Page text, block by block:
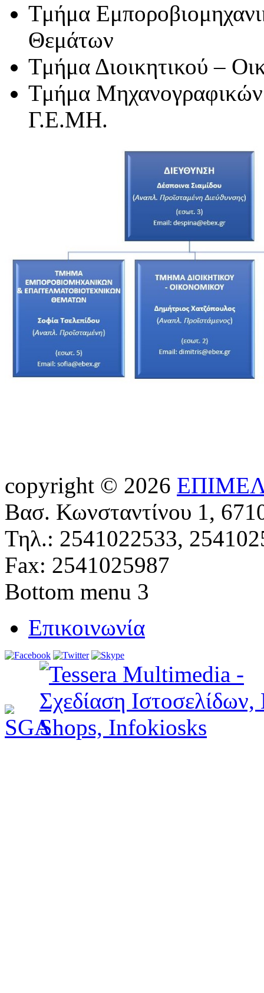
Τμήμα
Θεμάτων
Τμήμα Διοικητικού –
Τμήμα
Γ.Ε.ΜΗ.
copyright © 2026
Βασ. Κωνσταντίνου 1,
Τηλ.: 2541022533,
Fax: 2541025987
Bottom menu 3
Επικοινωνία